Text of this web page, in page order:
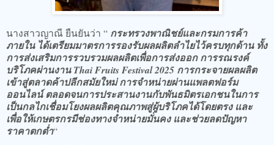
นางสาวญาณี ยืนยันว่า “ กระทรวงพาณิชย์และกรมการค้า
ภายใน ได้เตรียมมาตรการรองรับผลผลิตลำไยไว้ครบทุกด้าน ทั้ง
การส่งเสริมการรวบรวมผลผลิตเพื่อการส่งออก การรณรงค์
บริโภคผ่านงาน Thai Fruits Festival 2025 การกระจายผลผลิต
เข้าสู่ตลาดค้าปลีกสมัยใหม่ การจำหน่ายผ่านแพลตฟอร์ม
ออนไลน์ ตลอดจนการประสานงานกับพันธมิตรเอกชนในการ
เป็นกลไกเชื่อมโยงผลผลิตคุณภาพสู่ผู้บริโภคได้โดยตรง และ
เพื่อให้เกษตรกรมีช่องทางจำหน่ายมั่นคง และช่วยลดปัญหา
ราคาตกต่ำ“